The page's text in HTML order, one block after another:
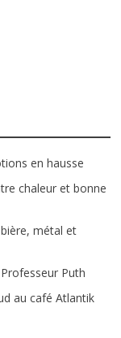
en hausse
chaleur et bonne
métal et
Puth
au café Atlantik